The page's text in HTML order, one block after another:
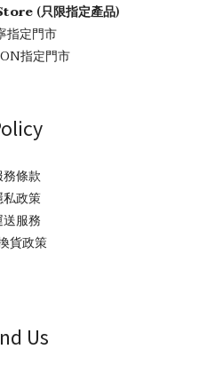
(只限指定產品)
指定門市
指定門市
務條款
私政策
服務
貨政策
Us